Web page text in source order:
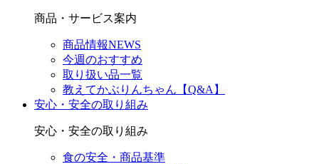
商品・サービス案内
商品情報NEWS
今週のおすすめ
取り扱い品一覧
教えてかぶりんちゃん【Q&A】
安心・安全の取り組み
安心・安全の取り組み
食の安全・商品基準